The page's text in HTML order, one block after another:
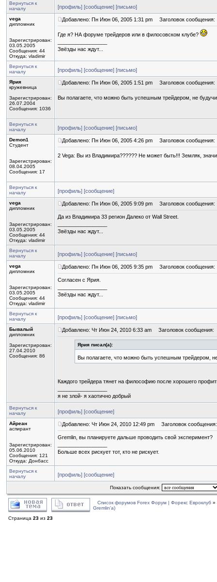
Вернуться к
началу
[профиль] [сообщение] [письмо]
vega
дипломник
Зарегистрирован:
03.05.2005
Сообщения: 44
Откуда: vladimir
Добавлено: Пн Июн 06, 2005 1:31 pm Заголовок сообщения:
Где я? НА форуме трейдеров или в филосовском клубе?
Звёзды нас ждут...
Вернуться к
началу
[профиль] [сообщение] [письмо]
Ярия
кружевница
Зарегистрирован:
26.07.2004
Сообщения: 1036
Добавлено: Пн Июн 06, 2005 1:51 pm Заголовок сообщения:
Вы полагаете, что можно быть успешным трейдером, не
Вернуться к
началу
[профиль] [сообщение] [письмо]
Demon1
Студент
Зарегистрирован:
08.04.2005
Сообщения: 17
Добавлено: Пн Июн 06, 2005 4:26 pm Заголовок сообщения:
2 Vega: Вы из Владимира?????? Не может быть!!! Земляк,
Вернуться к
началу
[профиль] [сообщение]
vega
дипломник
Зарегистрирован:
03.05.2005
Сообщения: 44
Откуда: vladimir
Добавлено: Пн Июн 06, 2005 9:09 pm Заголовок сообщения:
Да из Владимира 33 регион Далеко от Wall Street.
Звёзды нас ждут...
Вернуться к
началу
[профиль] [сообщение] [письмо]
vega
дипломник
Зарегистрирован:
03.05.2005
Сообщения: 44
Откуда: vladimir
Добавлено: Пн Июн 06, 2005 9:35 pm Заголовок сообщения:
Согласен с Ярия.
Звёзды нас ждут...
Вернуться к
началу
[профиль] [сообщение] [письмо]
Бывалый
дипломник
Зарегистрирован:
27.04.2010
Сообщения: 86
Добавлено: Чт Июн 24, 2010 6:33 am Заголовок сообщения:
Ярия писал(а):
Вы полагаете, что можно быть успешным трейдером,
Каждого трейдера тянет на философию после хорошего
я не злой- я хаотично добрый
Вернуться к
началу
[профиль] [сообщение]
Айреан
аспирант
Зарегистрирован:
05.06.2010
Сообщения: 121
Откуда: Донбасс
Добавлено: Чт Июн 24, 2010 12:49 pm Заголовок сообщения:
Gremlin, вы планируете дальше проводить свой эксперимент?
Больше всех рискует тот, кто не рискует.
Вернуться к
началу
[профиль] [сообщение]
Показать сообщения:
Список форумов Forex Форум | Форекс Евроклуб »
Gremlin'a)
Страница 23 из 23